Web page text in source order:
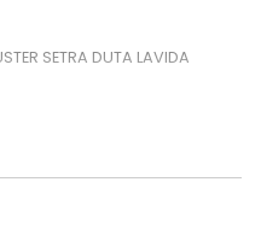
SETRA DUTA LAVIDA